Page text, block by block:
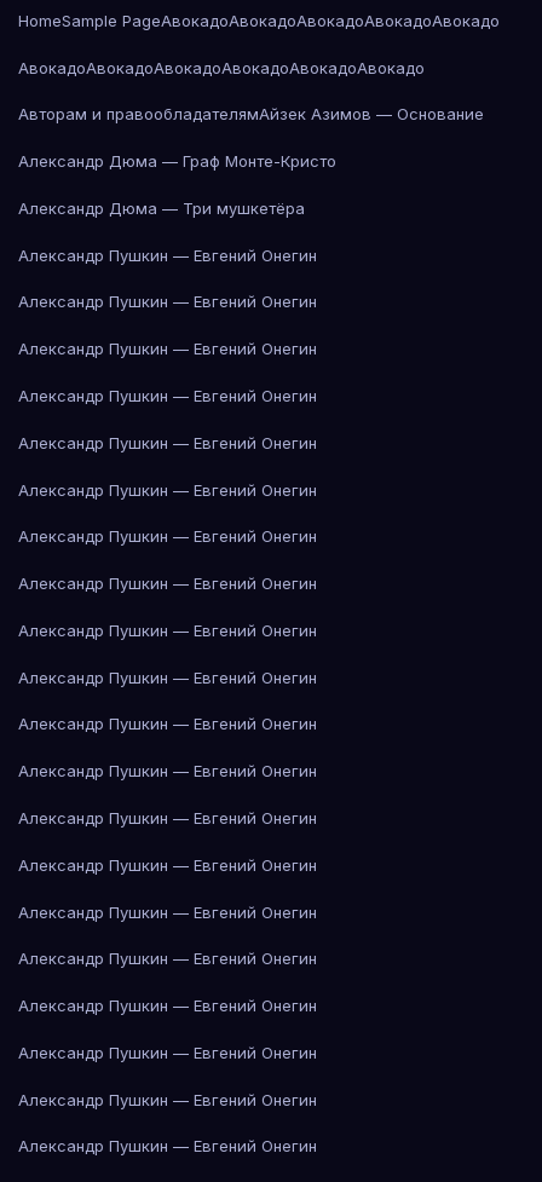
HomeSample PageАвокадоАвокадоАвокадоАвокадоАвокадо
АвокадоАвокадоАвокадоАвокадоАвокадоАвокадо
Авторам и правообладателямАйзек Азимов — Основание
Александр Дюма — Граф Монте-Кристо
Александр Дюма — Три мушкетёра
Александр Пушкин — Евгений Онегин
Александр Пушкин — Евгений Онегин
Александр Пушкин — Евгений Онегин
Александр Пушкин — Евгений Онегин
Александр Пушкин — Евгений Онегин
Александр Пушкин — Евгений Онегин
Александр Пушкин — Евгений Онегин
Александр Пушкин — Евгений Онегин
Александр Пушкин — Евгений Онегин
Александр Пушкин — Евгений Онегин
Александр Пушкин — Евгений Онегин
Александр Пушкин — Евгений Онегин
Александр Пушкин — Евгений Онегин
Александр Пушкин — Евгений Онегин
Александр Пушкин — Евгений Онегин
Александр Пушкин — Евгений Онегин
Александр Пушкин — Евгений Онегин
Александр Пушкин — Евгений Онегин
Александр Пушкин — Евгений Онегин
Александр Пушкин — Евгений Онегин